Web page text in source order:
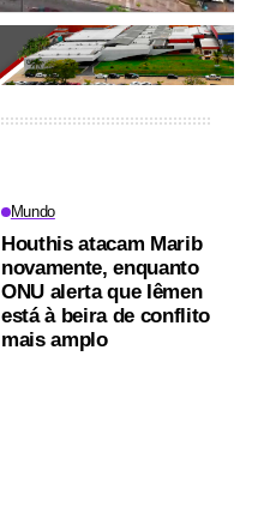
Mundo
Houthis atacam Marib
novamente, enquanto
ONU alerta que Iêmen
está à beira de conflito
mais amplo